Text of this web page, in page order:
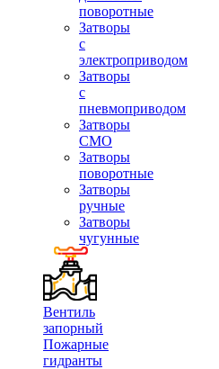
поворотные
Затворы
с
электроприводом
Затворы
с
пневмоприводом
Затворы
СМО
Затворы
поворотные
Затворы
ручные
Затворы
чугунные
Вентиль
запорный
Пожарные
гидранты